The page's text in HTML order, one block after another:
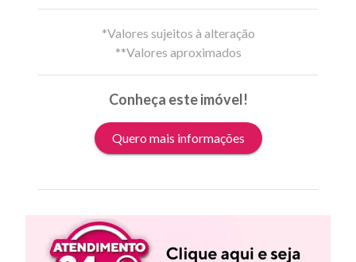
*Valores sujeitos à alteração
**Valores aproximados
Conheça este imóvel!
Quero mais informações